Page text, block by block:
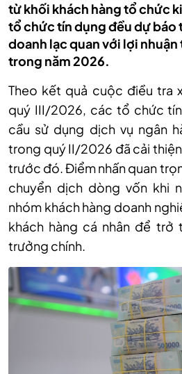
từ khối khách hàng tổ chức
tổ chức tín dụng đều dự báo
doanh lạc quan với lợi
trong năm 2026.
Theo kết quả cuộc điều tra
quý III/2026, các tổ chức
cầu sử dụng dịch vụ ngân
trong quý II/2026 đã cải
trước đó. Điểm nhấn quan
chuyển dịch dòng vốn khi
nhóm khách hàng doanh
khách hàng cá nhân để trở
trưởng chính.